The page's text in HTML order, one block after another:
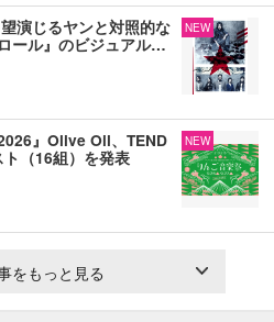
演じるヤンと対照的な
ール』のビジュアル…
NEW
』Olive Oil、TEND
（16組）を発表
NEW
をもっと見る